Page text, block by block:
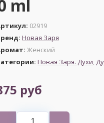
ml
02919
Новая Заря
Женский
Новая Заря. Духи,
руб